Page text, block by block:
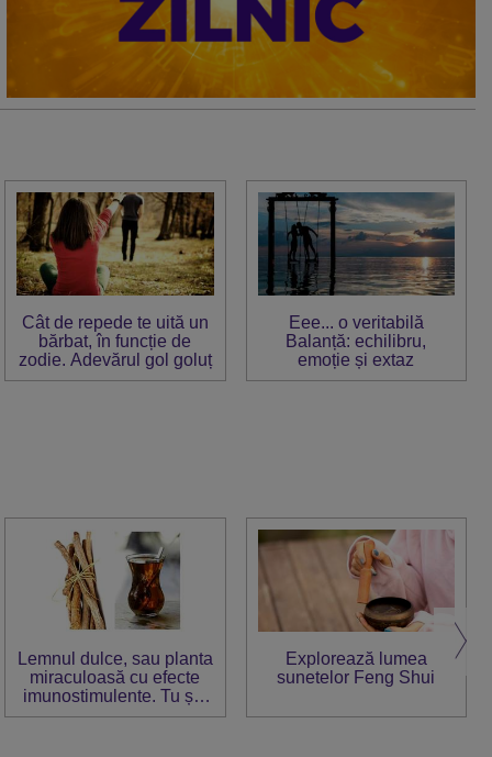
Cât de repede te uită un
bărbat, în funcție de
zodie. Adevărul gol goluț
Eee... o veritabilă
Balanță: echilibru,
emoție și extaz
Lemnul dulce, sau planta
miraculoasă cu efecte
imunostimulente. Tu știi
cum trebuie consumat?
Explorează lumea
sunetelor Feng Shui